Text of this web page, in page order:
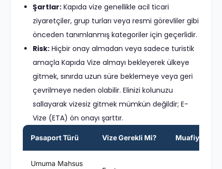
Şartlar: Kapıda vize genellikle acil ticari
ziyaretçiler, grup turları veya resmi görevliler gibi
önceden tanımlanmış kategoriler için geçerlidir.
Risk: Hiçbir onay almadan veya sadece turistik
amaçla Kapıda Vize almayı bekleyerek ülkeye
gitmek, sınırda uzun süre beklemeye veya geri
çevrilmeye neden olabilir. Elinizi kolunuzu
sallayarak vizesiz gitmek mümkün değildir; E-
Vize (ETA) ön onayı şarttır.
Pasaport Türü Vize Gerekli Mi? Muafiyet
Umuma Mahsus